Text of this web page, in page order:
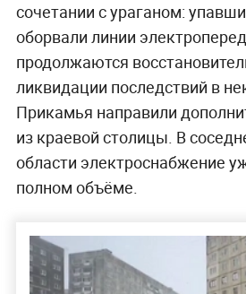
сочетании с ураганом:
оборвали линии
продолжаются
ликвидации последствий в
Прикамья направили
из краевой столицы. В
области электроснабжение
полном объёме.